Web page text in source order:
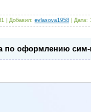
Добавил: evlasova1958 Дата:
по оформлению сим-